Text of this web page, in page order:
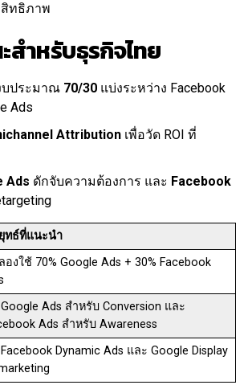
ทธิภาพ
สำหรับธุรกิจไทย
บประมาณ 70/30 แบ่งระหว่าง Facebook
Ads
Attribution เพื่อวัด ROI ที่
Ads ดักจับความต้องการ และ Facebook
ทธ์ที่แนะนำ
องใช้ 70% Google Ads + 30% Facebook
Ads สำหรับ Conversion และ
Ads สำหรับ Awareness
Dynamic Ads และ Google Display